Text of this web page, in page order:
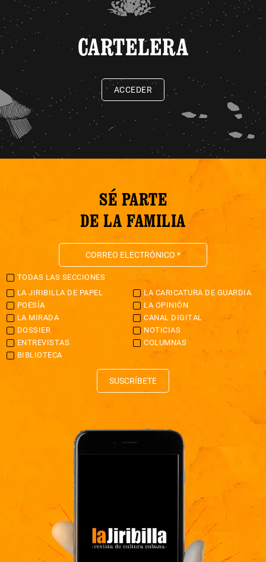
CARTELERA
ACCEDER
SÉ PARTE
DE LA FAMILIA
TODAS LAS SECCIONES
LA JIRIBILLA DE PAPEL
LA CARICATURA DE GUARDIA
POESÍA
LA OPINIÓN
LA MIRADA
CANAL DIGITAL
DOSSIER
NOTICIAS
ENTREVISTAS
COLUMNAS
BIBLIOTECA
SUSCRÍBETE